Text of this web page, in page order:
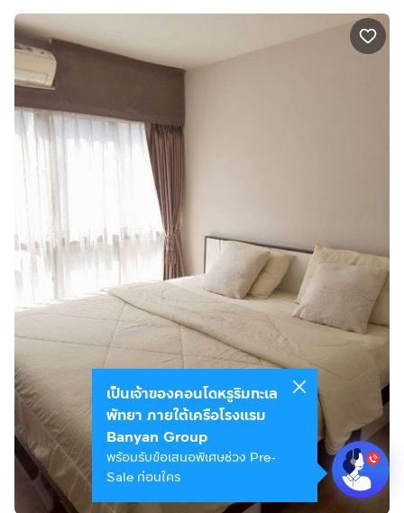
เป็นเจ้าของคอนโดหรูริมทะเล
พัทยา ภายใต้เครือโรงแรม
Banyan Group
พร้อมรับข้อเสนอพิเศษช่วง Pre-
Sale ก่อนใคร